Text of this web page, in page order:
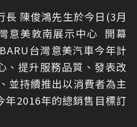
長 陳俊鴻先生於今日(3月
意美敦南展示中心 開幕
台灣意美汽車今年計
、提升服務品質、發表改
並持續推出以消費者為主
年2016年的總銷售目標訂